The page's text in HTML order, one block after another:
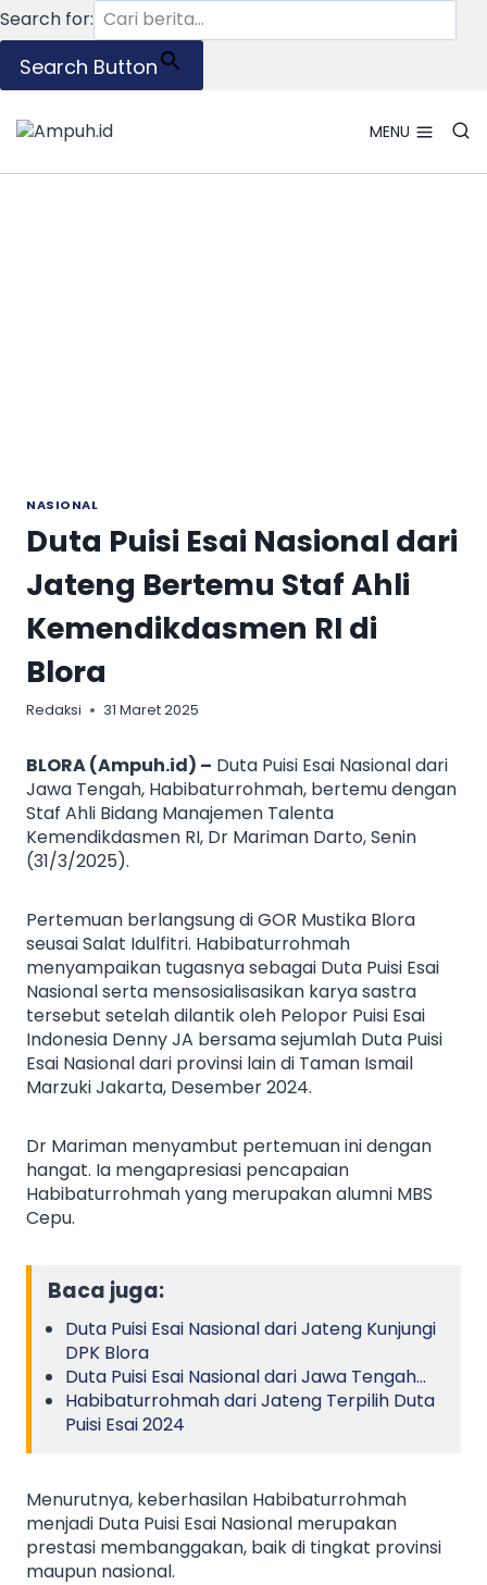
Search for:
Search Button
to
content
MENU
NASIONAL
Duta Puisi Esai Nasional dari
Jateng Bertemu Staf Ahli
Kemendikdasmen RI di
Blora
Redaksi 31 Maret 2025
BLORA (Ampuh.id) – Duta Puisi Esai Nasional dari
Jawa Tengah, Habibaturrohmah, bertemu dengan
Staf Ahli Bidang Manajemen Talenta
Kemendikdasmen RI, Dr Mariman Darto, Senin
(31/3/2025).
Pertemuan berlangsung di GOR Mustika Blora
seusai Salat Idulfitri. Habibaturrohmah
menyampaikan tugasnya sebagai Duta Puisi Esai
Nasional serta mensosialisasikan karya sastra
tersebut setelah dilantik oleh Pelopor Puisi Esai
Indonesia Denny JA bersama sejumlah Duta Puisi
Esai Nasional dari provinsi lain di Taman Ismail
Marzuki Jakarta, Desember 2024.
Dr Mariman menyambut pertemuan ini dengan
hangat. Ia mengapresiasi pencapaian
Habibaturrohmah yang merupakan alumni MBS
Cepu.
Baca juga:
Duta Puisi Esai Nasional dari Jateng Kunjungi
DPK Blora
Duta Puisi Esai Nasional dari Jawa Tengah…
Habibaturrohmah dari Jateng Terpilih Duta
Puisi Esai 2024
Menurutnya, keberhasilan Habibaturrohmah
menjadi Duta Puisi Esai Nasional merupakan
prestasi membanggakan, baik di tingkat provinsi
maupun nasional.